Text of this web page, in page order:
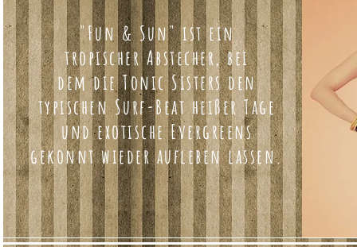
"Fun & Sun" ist ein
tropischer Abstecher, bei
dem die Tonic Sisters den
typischen Surf-Beat heißer Tage
und exotische Evergreens
gekonnt wieder aufleben lassen.